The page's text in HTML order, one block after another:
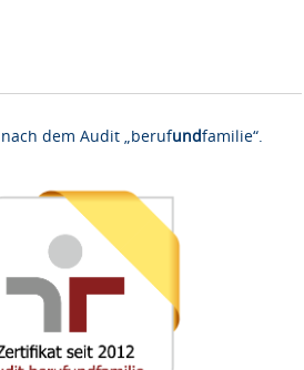
dem Audit „berufundfamilie“.